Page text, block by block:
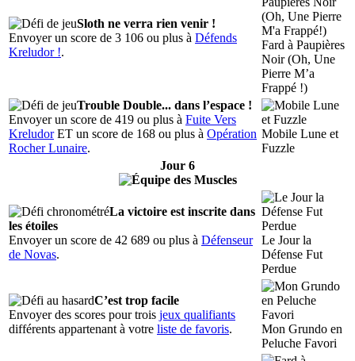
Sloth ne verra rien venir !
Envoyer un score de 3 106 ou plus à Défends
Kreludor !.
Fard à Paupières
Noir (Oh, Une
Pierre M’a
Frappé !)
Trouble Double... dans l’espace !
Envoyer un score de 419 ou plus à Fuite Vers
KreludorET un score de 168 ou plus à Opération
Rocher Lunaire.
Mobile Lune et
Fuzzle
Jour 6
La victoire est inscrite dans
les étoiles
Envoyer un score de 42 689 ou plus à Défenseur
de Novas.
Le Jour la
Défense Fut
Perdue
C’est trop facile
Envoyer des scores pour trois jeux qualifiants
différents appartenant à votre liste de favoris.
Mon Grundo en
Peluche Favori